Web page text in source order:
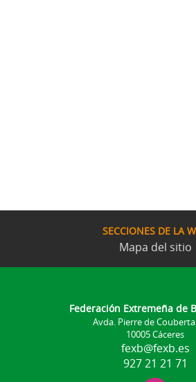
SECCIONES DE LA
Mapa del sitio
Federación Extremeña de
Avda. Pierre de
10005 Cáceres
fexb@fexb.es
927 21 21 71